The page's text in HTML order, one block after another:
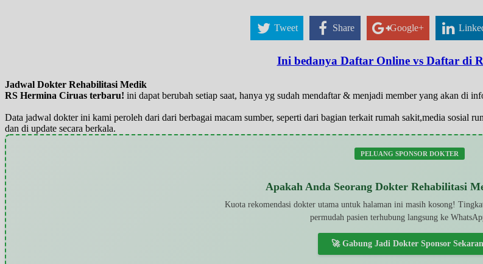
Tweet Share Google+
Ini bedanya Daftar Online vs Daftar di
Jadwal Dokter Rehabilitasi Medik
RS Hermina Ciruas terbaru! ini dapat berubah setiap saat, hanya yg sudah mendaftar & menjadi member yang akan di
Data jadwal dokter ini kami peroleh dari dari berbagai macam sumber, seperti dari bagian terkait rumah sakit,media sosial
dan di update secara berkala.
PELUANG SPONSOR DOKTER
Apakah Anda Seorang Dokter Rehabilitasi
Kuota rekomendasi dokter utama untuk halaman ini masih kosong!
permudah pasien terhubung langsung ke
🚀 Gabung Jadi Dokter Sponsor